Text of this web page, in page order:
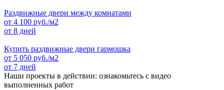
Раздвижные двери между комнатами
от 4 100 руб./м2
от 8 дней
Купить раздвижные двери гармошка
от 5 050 руб./м2
от 7 дней
Наши проекты в действии: ознакомьтесь с видео
выполненных работ